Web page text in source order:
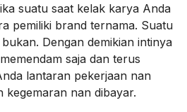
suatu saat kelak karya Anda
pemiliki brand ternama. Suatu
Dengan demikian intinya
saja dan terus
lantaran pekerjaan nan
kegemaran nan dibayar.